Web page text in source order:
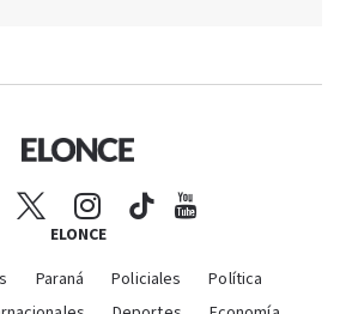
ELONCE
Paraná Policiales
Política